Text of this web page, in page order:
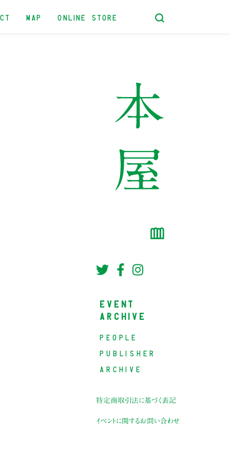
MAP ONLINE STORE
EVENT
ARCHIVE
PEOPLE
PUBLISHER
ARCHIVE
特定商取引法に基づく表記
イベントに関するお問い合わせ